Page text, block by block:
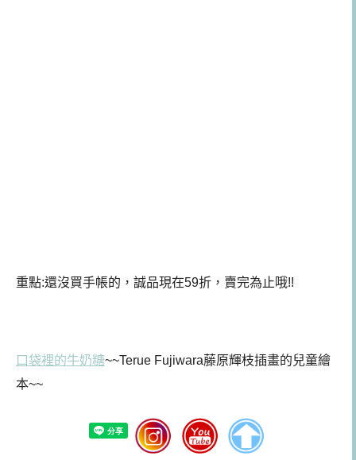
重點:還沒買手帳的，誠品現在59折，賣完為止哦!!
口袋裡的牛奶糖~~Terue Fujiwara藤原輝枝插畫的兒童繪
本~~